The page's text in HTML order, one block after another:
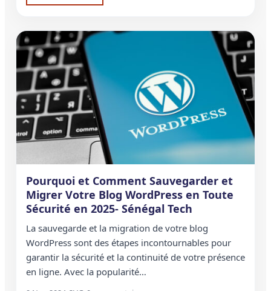
Pourquoi et Comment Sauvegarder et
Migrer Votre Blog WordPress en Toute
Sécurité en 2025- Sénégal Tech
La sauvegarde et la migration de votre blog
WordPress sont des étapes incontournables pour
garantir la sécurité et la continuité de votre présence
en ligne. Avec la popularité…